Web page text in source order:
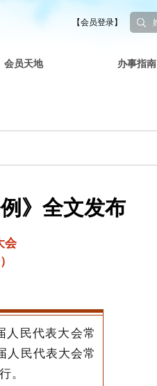
【会员登录】
会员天地 办事指南
》全文发布
会
民代表大会常
人民代表大会常
。